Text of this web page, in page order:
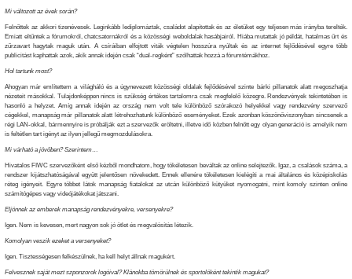
Mi változott az évek során?
Felnőttek az akkori tizenévesek. Leginkább lediplomáztak, családot alapítottak és az életüket egy teljesen más irányba terelték.
Emiatt eltűntek a fórumokról, chatcsatornákról és a közösségi weboldalak hasábjairól. Hiába mutattak jó példát, hatalmas űrt és
zűrzavart hagytak maguk után. A csíráiban elfojtott viták végtelen hosszúra nyúltak és az internet fejlődésével egyre több
publicitást kaphattak azok, akik annak idején csak “dual-regként” szólhattak hozzá a fórumtémákhoz.
Hol tartunk most?
Ahogyan már említettem a világháló és a úgynevezett közösségi oldalak fejlődésével szinte bárki pillanatok alatt megoszhatja
nézeteit másokkal. Tulajdonképpen nincs is szükség értékes tartalomra csak megfelelő közegre. Rendezvények tekintetében is
hasonló a helyzet. Amíg annak idején az ország nem volt tele különböző szórakozó helyekkel vagy rendezvény szervező
cégekkel, manapság már pillanatok alatt létrehozhatunk különböző eseményeket. Ezek azonban köszönőviszonyban sincsenek a
régi LAN-okkal, bármennyire is próbálják ezt a szervezők eröltetni, illetve idő közben felnőtt egy olyan generáció is amelyik nem
is feltétlen tart igényt az ilyen jellegű megmozdulásokra.
Mi várható a jövőben? Szerintem…
Hivatalos FIWC szervezőként első kézből mondhatom, hogy tökéletesen beváltak az online selejtezők. Igaz, a csalások száma, a
rendszer kijátszhatóságával együtt jelentősen növekedett. Ennek ellenére tökéletesen kielégíti a mai általános és középiskolás
réteg igényeit. Egyre többet látok manapság fiatalokat az utcán különböző kütyüket nyomogatni, mint komoly szinten online
számítógépes vagy videójátékokat játszani.
Eljönnek az emberek manapság rendezvényekre, versenyekre?
Igen. Nem is kevesen, mert nagyon sok jó ötlet és megvalósítás létezik.
Komolyan veszik ezeket a versenyeket?
Igen. Tisztességesen felkészülnek, ha kell helyt állnak magukért.
Felvesznek saját mezt szponzorok logóival? Klánokba tömörülnek és sportolóként tekintik magukat?